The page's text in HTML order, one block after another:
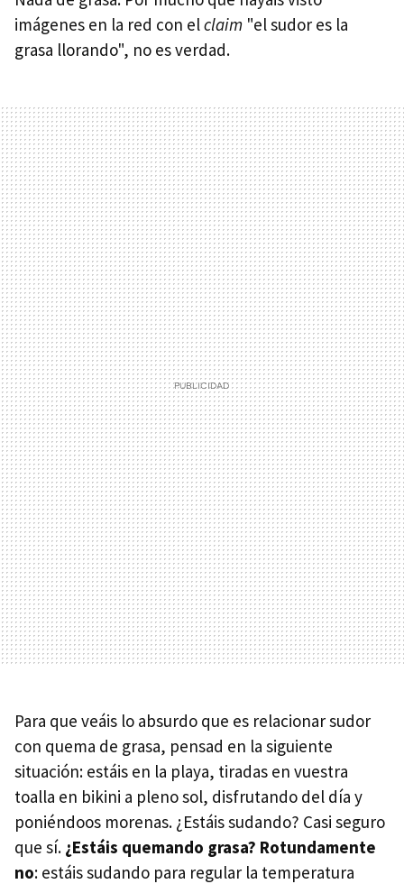
imágenes en la red con elclaim "el sudor es la
grasa llorando", no es verdad.
Para que veáis lo absurdo que es relacionar sudor
con quema de grasa, pensad en la siguiente
situación: estáis en la playa, tiradas en vuestra
toalla en bikini a pleno sol, disfrutando del día y
poniéndoos morenas. ¿Estáis sudando? Casi seguro
que sí. ¿Estáis quemando grasa? Rotundamente
no: estáis sudando para regular la temperatura